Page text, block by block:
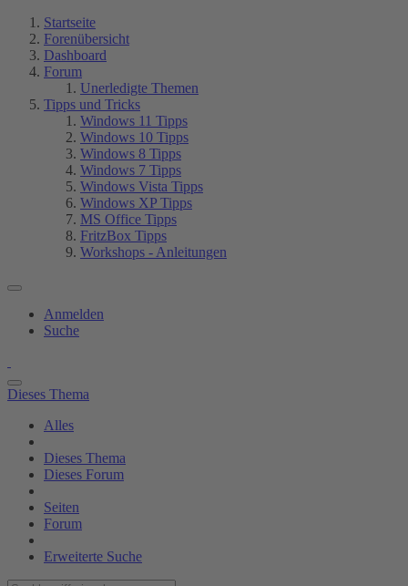
Startseite
Forenübersicht
Dashboard
Forum
Unerledigte Themen
Tipps und Tricks
Windows 11 Tipps
Windows 10 Tipps
Windows 8 Tipps
Windows 7 Tipps
Windows Vista Tipps
Windows XP Tipps
MS Office Tipps
FritzBox Tipps
Workshops - Anleitungen
Anmelden
Suche
Dieses Thema
Alles
Dieses Thema
Dieses Forum
Seiten
Forum
Erweiterte Suche